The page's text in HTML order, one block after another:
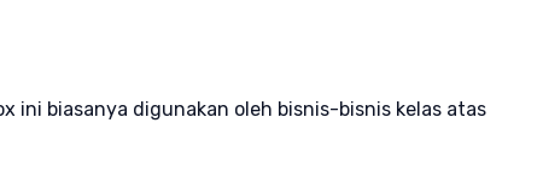
ini biasanya digunakan oleh bisnis-bisnis kelas atas